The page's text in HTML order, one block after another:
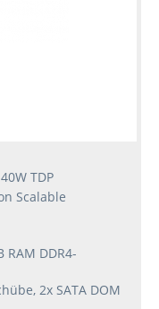
TDP
Scalable
RAM DDR4-
2x SATA DOM